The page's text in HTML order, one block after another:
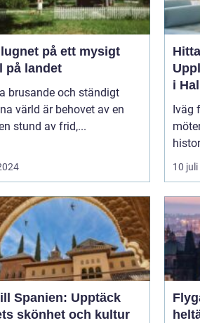
på ett mysigt
på landet
brusande och ständigt
värld är behovet av en
stund av frid,...
i
Iväg
10
Spanien: Upptäck
skönhet och kultur